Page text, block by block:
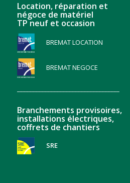
Location, réparation et
négoce de matériel
TP neuf et occasion
BREMAT LOCATION
BREMAT NEGOCE
Branchements provisoires,
installations électriques,
coffrets de chantiers
SRE